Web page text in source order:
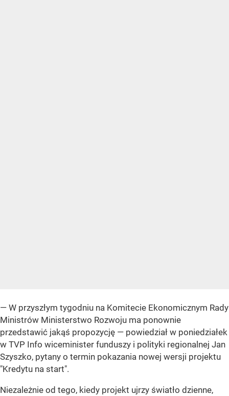
— W przyszłym tygodniu na Komitecie Ekonomicznym Rady
Ministrów Ministerstwo Rozwoju ma ponownie
przedstawić jakąś propozycję — powiedział w poniedziałek
w TVP Info wiceminister funduszy i polityki regionalnej Jan
Szyszko, pytany o termin pokazania nowej wersji projektu
"Kredytu na start".
Niezależnie od tego, kiedy projekt ujrzy światło dzienne,